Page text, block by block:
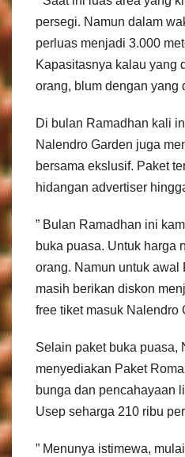
persegi. Namun dalam
perluas menjadi 3.000
Kapasitasnya kalau yang
orang, blum dengan yang
Di bulan Ramadhan kali
Nalendro Garden juga
bersama ekslusif. Paket
hidangan advertiser
” Bulan Ramadhan ini
buka puasa. Untuk harga
orang. Namun untuk awal
masih berikan diskon
free tiket masuk Nalendro
Selain paket buka puasa,
menyediakan Paket
bunga dan pencahayaan
Usep seharga 210 ribu
” Menunya istimewa,